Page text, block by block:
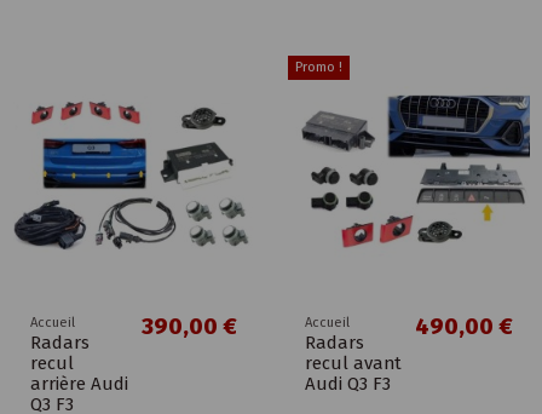
Accueil
Radars
recul
arrière Audi
Q3 F3
390,00 €
Promo !
Accueil
Radars
recul avant
Audi Q3 F3
490,00 €